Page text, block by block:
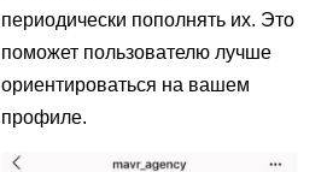
периодически пополнять их. Это
поможет пользователю лучше
ориентироваться на вашем
профиле.